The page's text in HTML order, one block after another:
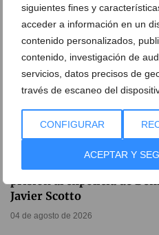
siguientes fines y
acceder a información en un
contenido personalizados,
contenido, investigación de
servicios, datos precisos de
través de escaneo del
CONFIGURAR
ACEPTAR Y
El Tribunal Supremo
Javier Scotto
04 de agosto de 2026